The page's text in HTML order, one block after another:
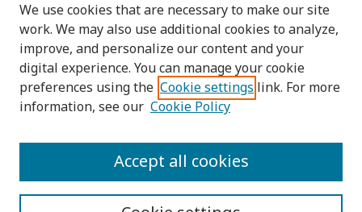
Browse
Collections
Disciplines
Authors
We use cookies that are necessary to make our site
work. We may also use additional cookies to analyze,
improve, and personalize our content and your
digital experience. You can manage your cookie
preferences using the Cookie settings link. For more
information, see our Cookie Policy
Accept all cookies